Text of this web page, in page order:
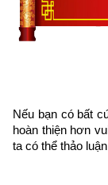
Hãy thân với bạn
79. Người có trí
Phật pháp
Nếu bạn có bất
hoàn thiện hơn
ta có thể thảo